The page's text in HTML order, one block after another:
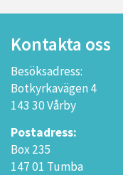
Kontakta oss
Besöksadress:
Botkyrkavägen 4
143 30 Vårby
Postadress:
Box 235
147 01 Tumba